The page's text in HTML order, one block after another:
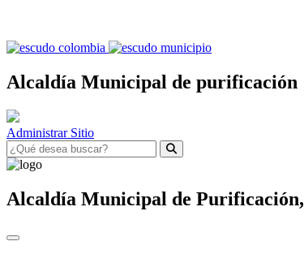
Alcaldía Municipal de purificación
Administrar Sitio
Alcaldía Municipal de Purificación,